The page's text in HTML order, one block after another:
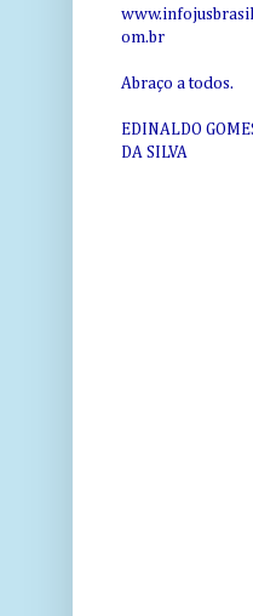
om.br
Abraço a todos.
EDINALDO
DA SILVA